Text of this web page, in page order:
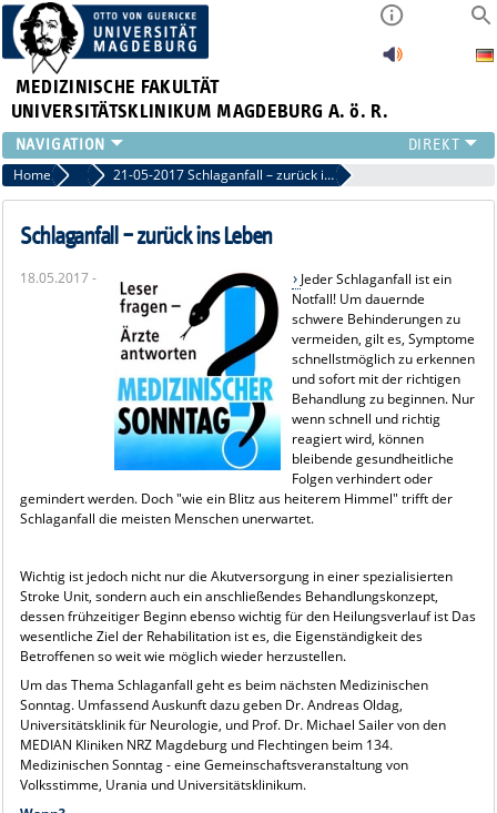
MEDIZINISCHE FAKULTÄT
UNIVERSITÄTSKLINIKUM MAGDEBURG A. ö. R.
INSTITUTE
KLINIKEN
ZENTRALE EINRICHTUNGEN
PRESSE
INTERNATIONAL
Home Archiv 2017 21-05-2017 Schlaganfall – zurück ins Leben
Schlaganfall – zurück ins Leben
18.05.2017 -
Jeder Schlaganfall ist ein
Notfall! Um dauernde
schwere Behinderungen zu
vermeiden, gilt es, Symptome
schnellstmöglich zu erkennen
und sofort mit der richtigen
Behandlung zu beginnen. Nur
wenn schnell und richtig
reagiert wird, können
bleibende gesundheitliche
Folgen verhindert oder
gemindert werden. Doch "wie ein Blitz aus heiterem Himmel" trifft der
Schlaganfall die meisten Menschen unerwartet.
Wichtig ist jedoch nicht nur die Akutversorgung in einer spezialisierten
Stroke Unit, sondern auch ein anschließendes Behandlungskonzept,
dessen frühzeitiger Beginn ebenso wichtig für den Heilungsverlauf ist Das
wesentliche Ziel der Rehabilitation ist es, die Eigenständigkeit des
Betroffenen so weit wie möglich wieder herzustellen.
Um das Thema Schlaganfall geht es beim nächsten Medizinischen
Sonntag. Umfassend Auskunft dazu geben Dr. Andreas Oldag,
Universitätsklinik für Neurologie, und Prof. Dr. Michael Sailer von den
MEDIAN Kliniken NRZ Magdeburg und Flechtingen beim 134.
Medizinischen Sonntag - eine Gemeinschaftsveranstaltung von
Volksstimme, Urania und Universitätsklinikum.